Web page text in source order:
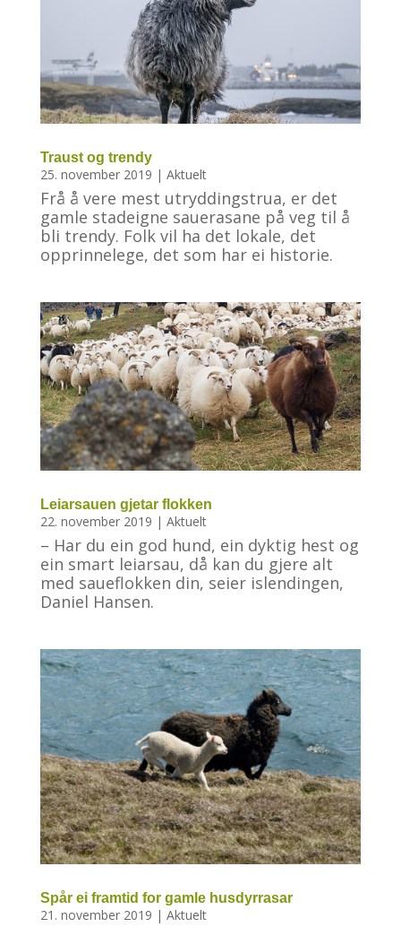
Traust og trendy
25. november 2019 | Aktuelt
Frå å vere mest utryddingstrua, er det
gamle stadeigne sauerasane på veg til å
bli trendy. Folk vil ha det lokale, det
opprinnelege, det som har ei historie.
Leiarsauen gjetar flokken
22. november 2019 | Aktuelt
– Har du ein god hund, ein dyktig hest og
ein smart leiarsau, då kan du gjere alt
med saueflokken din, seier islendingen,
Daniel Hansen.
Spår ei framtid for gamle husdyrrasar
21. november 2019 | Aktuelt